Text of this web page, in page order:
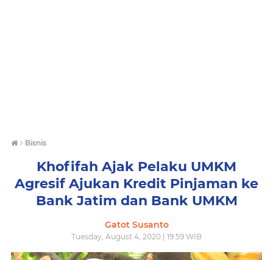
› Bisnis
Khofifah Ajak Pelaku UMKM
Agresif Ajukan Kredit Pinjaman ke
Bank Jatim dan Bank UMKM
Gatot Susanto
Tuesday, August 4, 2020 | 19:59 WIB